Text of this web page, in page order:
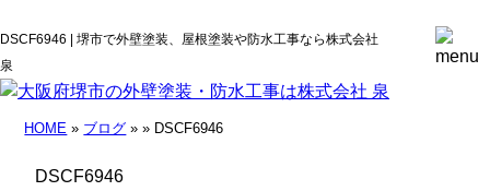
DSCF6946 | 堺市で外壁塗装、屋根塗装や防水工事なら株式会社
泉
HOME » ブログ » » DSCF6946
DSCF6946